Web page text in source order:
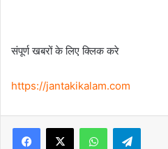
संपूर्ण खबरों के लिए क्लिक करे
https://jantakikalam.com
Facebook
X WhatsApp